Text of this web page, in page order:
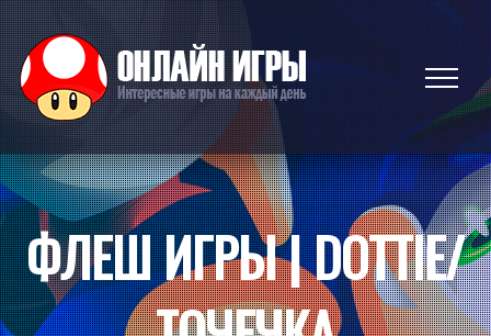
ФЛЕШ ИГРЫ | DOTTIE/